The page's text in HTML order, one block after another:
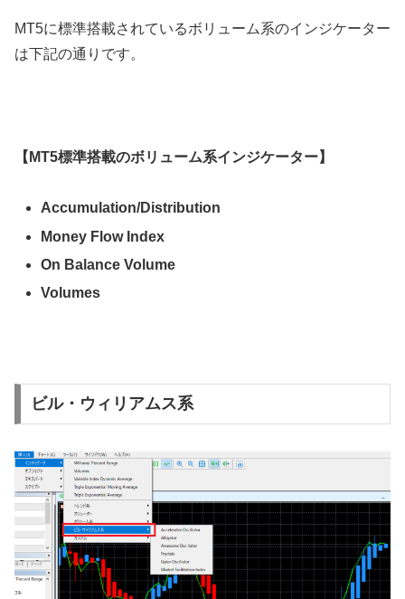
MT5に標準搭載されているボリューム系のインジケーター
は下記の通りです。
【MT5標準搭載のボリューム系インジケーター】
Accumulation/Distribution
Money Flow Index
On Balance Volume
Volumes
ビル・ウィリアムス系